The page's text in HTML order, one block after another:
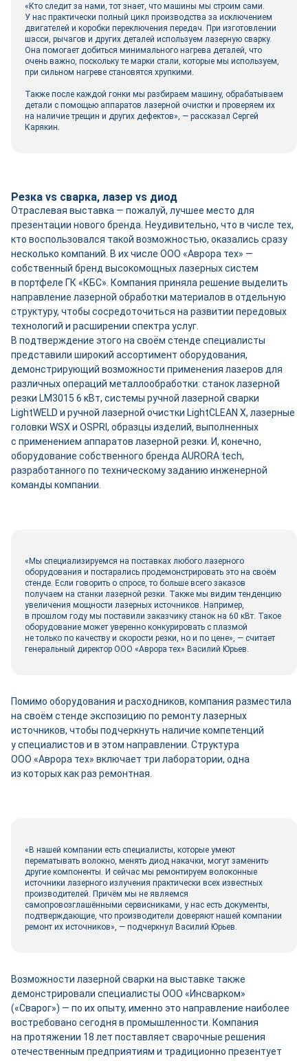
«Кто следит за нами, тот знает, что машины мы строим сами.
У нас практически полный цикл производства за исключением
двигателей и коробки переключения передач. При изготовлении
шасси, рычагов и других деталей используем лазерную сварку.
Она помогает добиться минимального нагрева деталей, что
очень важно, поскольку те марки стали, которые мы используем,
при сильном нагреве становятся хрупкими.
Также после каждой гонки мы разбираем машину, обрабатываем
детали с помощью аппаратов лазерной очистки и проверяем их
на наличие трещин и других дефектов», — рассказал Сергей
Карякин.
Резка vs сварка, лазер vs диод
Отраслевая выставка — пожалуй, лучшее место для
презентации нового бренда. Неудивительно, что в числе тех,
кто воспользовался такой возможностью, оказались сразу
несколько компаний. В их числе ООО «Аврора тех» —
собственный бренд высокомощных лазерных систем
в портфеле ГК «КБС». Компания приняла решение выделить
направление лазерной обработки материалов в отдельную
структуру, чтобы сосредоточиться на развитии передовых
технологий и расширении спектра услуг.
В подтверждение этого на своём стенде специалисты
представили широкий ассортимент оборудования,
демонстрирующий возможности применения лазеров для
различных операций металлообработки: станок лазерной
резки LM3015 6 кВт, системы ручной лазерной сварки
LightWELD и ручной лазерной очистки LightCLEAN X, лазерные
головки WSX и OSPRI, образцы изделий, выполненных
с применением аппаратов лазерной резки. И, конечно,
оборудование собственного бренда AURORA tech,
разработанного по техническому заданию инженерной
команды компании.
«Мы специализируемся на поставках любого лазерного
оборудования и постарались продемонстрировать это на своём
стенде. Если говорить о спросе, то больше всего заказов
получаем на станки лазерной резки. Также мы видим тенденцию
увеличения мощности лазерных источников. Например,
в прошлом году мы поставили заказчику станок на 60 кВт. Такое
оборудование может уверенно конкурировать с плазмой
не только по качеству и скорости резки, но и по цене», — считает
генеральный директор ООО «Аврора тех» Василий Юрьев.
Помимо оборудования и расходников, компания разместила
на своём стенде экспозицию по ремонту лазерных
источников, чтобы подчеркнуть наличие компетенций
у специалистов и в этом направлении. Структура
ООО «Аврора тех» включает три лаборатории, одна
из которых как раз ремонтная.
«В нашей компании есть специалисты, которые умеют
перематывать волокно, менять диод накачки, могут заменить
другие компоненты. И сейчас мы ремонтируем волоконные
источники лазерного излучения практически всех известных
производителей. Причём мы не являемся
самопровозглашёнными сервисниками, у нас есть документы,
подтверждающие, что производители доверяют нашей компании
ремонт их источников», — подчеркнул Василий Юрьев.
Возможности лазерной сварки на выставке также
демонстрировали специалисты ООО «Инсварком»
(«Сварог») — по их опыту, именно это направление наиболее
востребовано сегодня в промышленности. Компания
на протяжении 18 лет поставляет сварочные решения
отечественным предприятиям и традиционно презентует